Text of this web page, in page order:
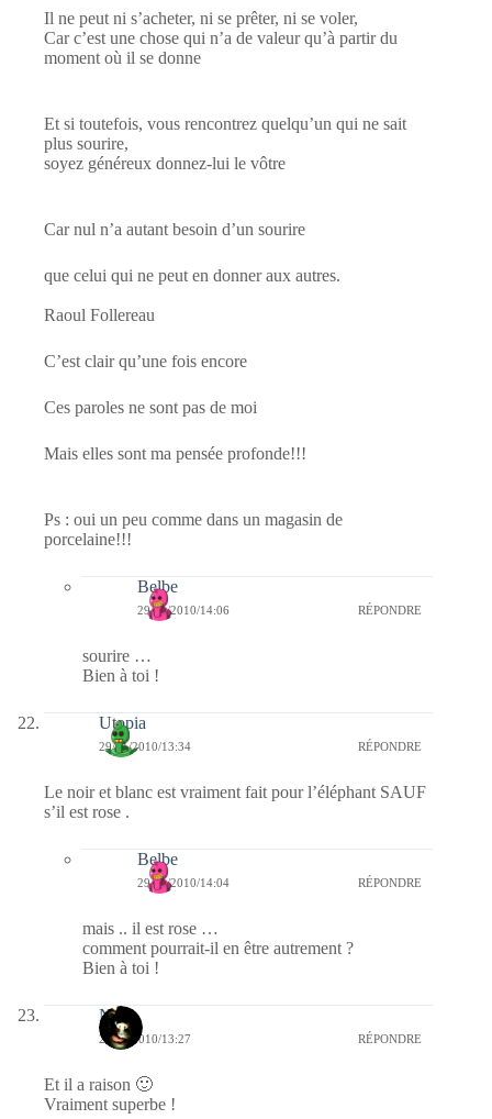
Il ne peut ni s’acheter, ni se prêter, ni se voler,
Car c’est une chose qui n’a de valeur qu’à partir du
moment où il se donne
Et si toutefois, vous rencontrez quelqu’un qui ne sait
plus sourire,
soyez généreux donnez-lui le vôtre
Car nul n’a autant besoin d’un sourire
que celui qui ne peut en donner aux autres.
Raoul Follereau
C’est clair qu’une fois encore
Ces paroles ne sont pas de moi
Mais elles sont ma pensée profonde!!!
Ps : oui un peu comme dans un magasin de
porcelaine!!!
Belbe
29/01/2010/14:06 RÉPONDRE
sourire …
Bien à toi !
Utopia
29/01/2010/13:34 RÉPONDRE
Le noir et blanc est vraiment fait pour l’éléphant SAUF
s’il est rose .
Belbe
29/01/2010/14:04 RÉPONDRE
mais .. il est rose …
comment pourrait-il en être autrement ?
Bien à toi !
Nova
29/01/2010/13:27 RÉPONDRE
Et il a raison 🙂
Vraiment superbe !